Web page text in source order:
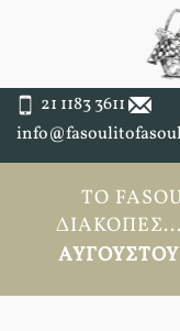
21 1183 3611
ΤΟ
ΔΙΑΚΟΠΈΣ...